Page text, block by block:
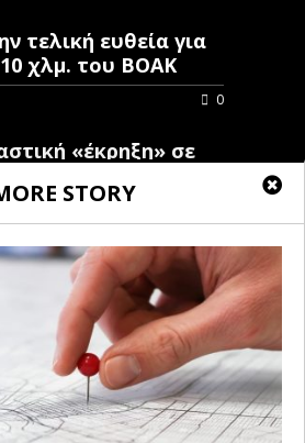
STORY
τελική ευθεία για
χλμ. του ΒΟΑΚ
0
«έκρηξη» σε
Θάσο:
έναντι της
στην ανοικοδόμηση